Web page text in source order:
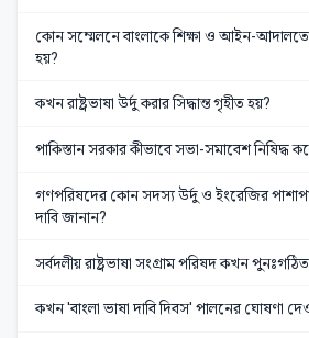
কোন সম্মেলনে বাংলাকে শিক্ষা ও আইন-আদালতের
হয়?
কখন রাষ্ট্রভাষা উর্দু করার সিদ্ধান্ত গৃহীত হয়?
পাকিস্তান সরকার কীভাবে সভা-সমাবেশ নিষিদ্ধ
গণপরিষদের কোন সদস্য উর্দু ও ইংরেজির
দাবি জানান?
সর্বদলীয় রাষ্ট্রভাষা সংগ্রাম পরিষদ কখন
কখন 'বাংলা ভাষা দাবি দিবস' পালনের ঘোষণা